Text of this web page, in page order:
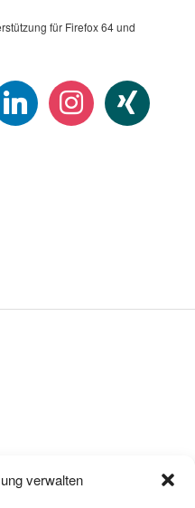
verwalten
für Firefox 64 und
instagram xing